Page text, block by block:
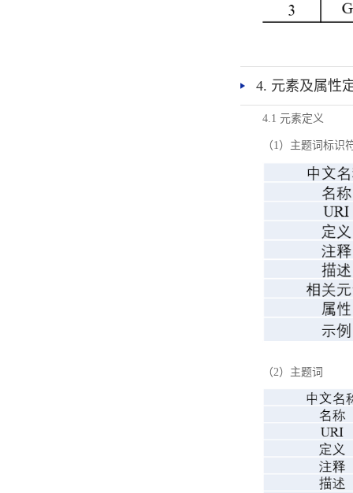
4. 元素及属性
4.1 元素定义
（1）主题词标识
（2）主题词